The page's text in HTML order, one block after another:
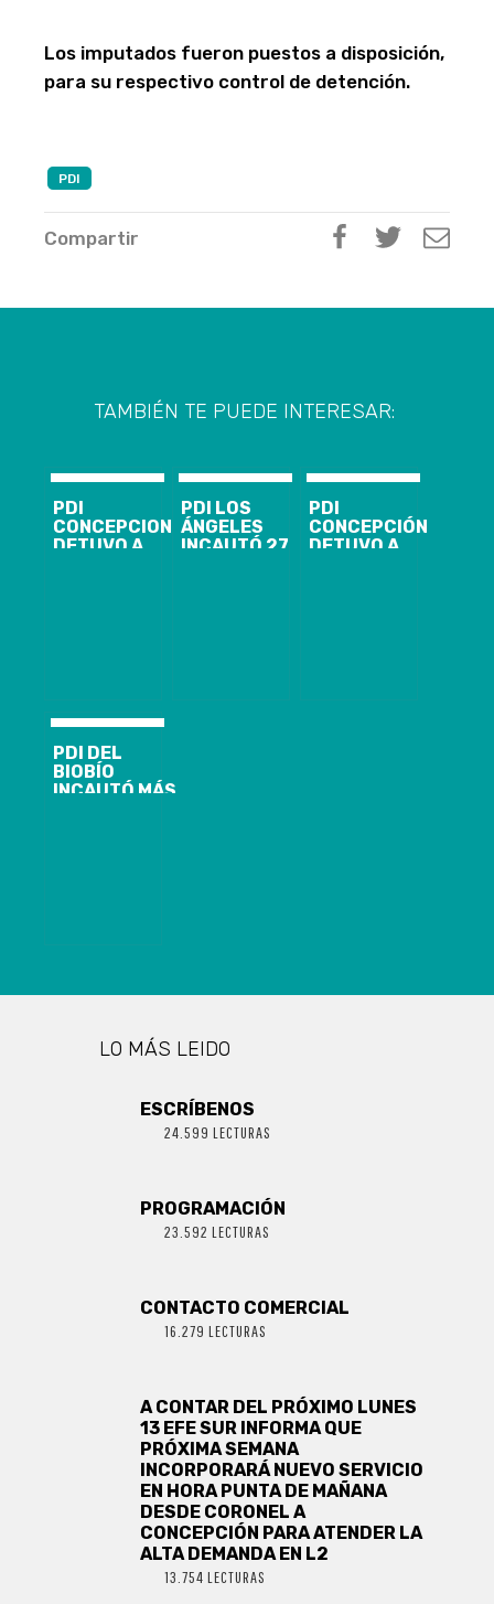
Los imputados fueron puestos a disposición,
para su respectivo control de detención.
PDI
Compartir
TAMBIÉN TE PUEDE INTERESAR:
PDI
CONCEPCION
DETUVO A
PDI LOS
ÁNGELES
INCAUTÓ 27
PDI
CONCEPCIÓN
DETUVO A
PDI DEL
BIOBÍO
INCAUTÓ MÁS
LO MÁS LEIDO
ESCRÍBENOS
24.599 LECTURAS
PROGRAMACIÓN
23.592 LECTURAS
CONTACTO COMERCIAL
16.279 LECTURAS
A CONTAR DEL PRÓXIMO LUNES
13 EFE SUR INFORMA QUE
PRÓXIMA SEMANA
INCORPORARÁ NUEVO SERVICIO
EN HORA PUNTA DE MAÑANA
DESDE CORONEL A
CONCEPCIÓN PARA ATENDER LA
ALTA DEMANDA EN L2
13.754 LECTURAS